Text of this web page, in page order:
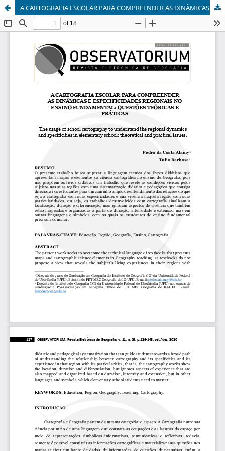
A CARTOGRAFIA ESCOLAR PARA COMPREENDER AS DINÂMICAS E ESPECIFICIDADES REGIONAIS NO ENSINO FUNDAMENTAL: QUESTÕES TEÓRICAS E PRÁTICAS